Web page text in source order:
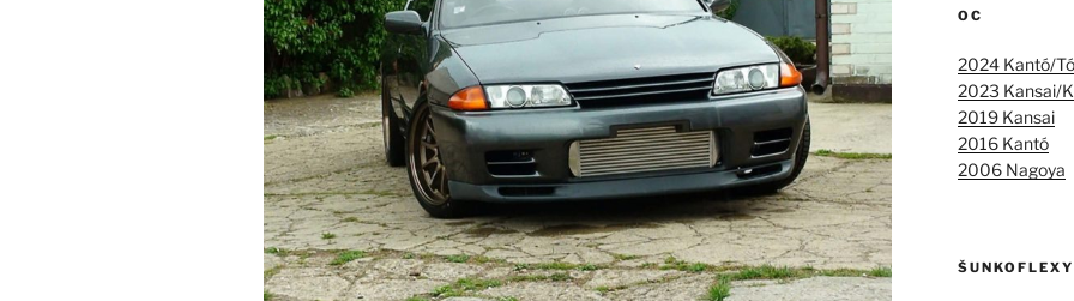
OC
2024 Kantó/
2023 Kansai/
2019 Kansai
2016 Kantó
2006 Nagoya
ŠUNKOFLEXY